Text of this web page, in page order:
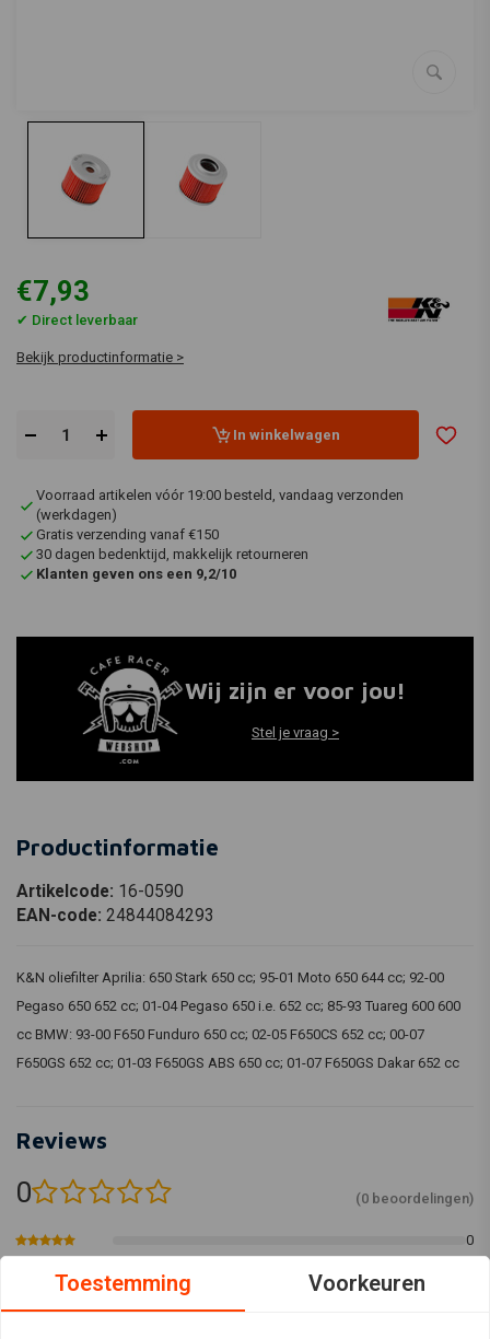
€7,93
✔ Direct leverbaar
Bekijk productinformatie >
In winkelwagen
Voorraad artikelen vóór 19:00 besteld, vandaag verzonden
(werkdagen)
Gratis verzending vanaf €150
30 dagen bedenktijd, makkelijk retourneren
Klanten geven ons een 9,2/10
Wij zijn er voor jou!
Stel je vraag >
Productinformatie
Artikelcode: 16-0590
EAN-code: 24844084293
K&N oliefilter Aprilia: 650 Stark 650 cc; 95-01 Moto 650 644 cc; 92-00
Pegaso 650 652 cc; 01-04 Pegaso 650 i.e. 652 cc; 85-93 Tuareg 600 600
cc BMW: 93-00 F650 Funduro 650 cc; 02-05 F650CS 652 cc; 00-07
F650GS 652 cc; 01-03 F650GS ABS 650 cc; 01-07 F650GS Dakar 652 cc
Reviews
0 (0 beoordelingen)
0
Toestemming Voorkeuren